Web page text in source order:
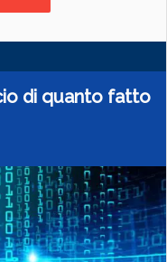
di quanto fatto